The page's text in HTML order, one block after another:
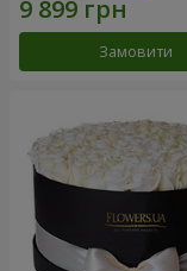
Замовити